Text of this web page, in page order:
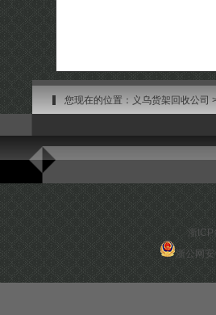
您现在的位置： 义乌货架回收公司
浙
浙公网